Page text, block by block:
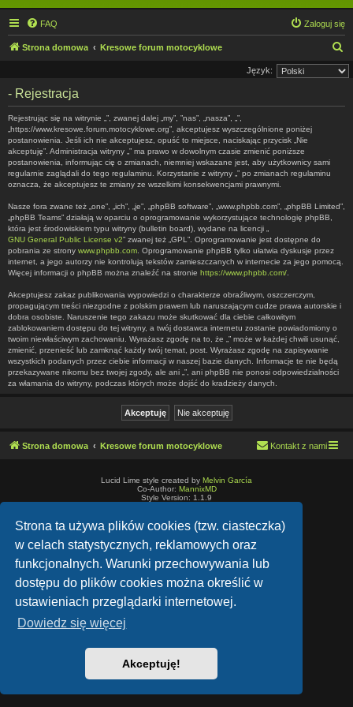
Strona ta używa plików cookies (tzw. ciasteczka)
w celach statystycznych, reklamowych oraz
funkcjonalnych. Warunki przechowywania lub
dostępu do plików cookies można określić w
ustawieniach przeglądarki internetowej.
Dowiedz się więcej
Akceptuję!
FAQ Zaloguj się
Strona domowa Kresowe forum motocyklowe
z
Język:
- Rejestracja
Rejestrując się na witrynie „”, zwanej dalej „my”, ”nas”, „nasza”, „”,
„https://www.kresowe.forum.motocyklowe.org”, akceptujesz wyszczególnione poniżej
postanowienia. Jeśli ich nie akceptujesz, opuść to miejsce, naciskając przycisk „Nie
akceptuję”. Administracja witryny „” ma prawo w dowolnym czasie zmienić poniższe
postanowienia, informując cię o zmianach, niemniej wskazane jest, aby użytkownicy sami
regularnie zaglądali do tego regulaminu. Korzystanie z witryny „” po zmianach regulaminu
oznacza, że akceptujesz te zmiany ze wszelkimi konsekwencjami prawnymi.
Nasze fora zwane też „one”, „ich”, „je”, „phpBB software”, „www.phpbb.com”, „phpBB Limited”,
„phpBB Teams” działają w oparciu o oprogramowanie wykorzystujące technologię phpBB,
która jest środowiskiem typu witryny (bulletin board), wydane na licencji „
GNU General Public License v2” zwanej też „GPL”. Oprogramowanie jest dostępne do
pobrania ze strony www.phpbb.com . Oprogramowanie phpBB tylko ułatwia dyskusje przez
internet, a jego autorzy nie kontrolują tekstów zamieszczanych w internecie za jego pomocą.
Więcej informacji o phpBB można znaleźć na stronie https://www.phpbb.com/
Akceptujesz zakaz publikowania wypowiedzi o charakterze obraźliwym, oszczerczym,
propagującym treści niezgodne z polskim prawem lub naruszającym cudze prawa autorskie i
dobra osobiste. Naruszenie tego zakazu może skutkować dla ciebie całkowitym
zablokowaniem dostępu do tej witryny, a twój dostawca internetu zostanie powiadomiony o
twoim niewłaściwym zachowaniu. Wyrażasz zgodę na to, że „” może w każdej chwili usunąć,
zmienić, przenieść lub zamknąć każdy twój temat, post. Wyrażasz zgodę na zapisywanie
wszystkich podanych przez ciebie informacji w naszej bazie danych. Informacje te nie będą
przekazywane nikomu bez twojej zgody, ale ani „”, ani phpBB nie ponosi odpowiedzialności
za włamania do witryny, podczas których może dojść do kradzieży danych.
Strona domowa Kresowe forum motocyklowe Kontakt z nami
Lucid Lime style created by Melvin García
Co-Author: MannixMD
Style Version: 1.1.9
Polski pakiet językowy dostarcza
phpBB.pl